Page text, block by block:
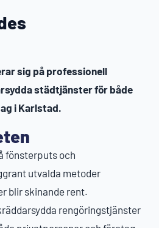
sig på professionell
städtjänster för både
i Karlstad.
fönsterputs och
utvalda metoder
blir skinande rent.
rengöringstjänster